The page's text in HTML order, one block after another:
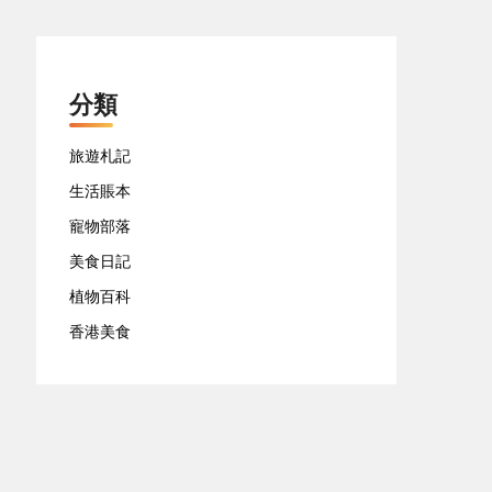
分類
旅遊札記
生活賬本
寵物部落
美食日記
植物百科
香港美食